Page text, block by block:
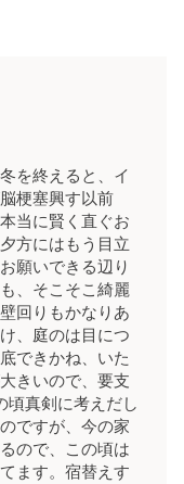
を終えると、イ
梗塞興す以前
当に賢く直ぐお
方にはもう目立
願いできる辺り
、そこそこ綺麗
回りもかなりあ
、庭のは目につ
できかね、いた
きいので、要支
頃真剣に考えだし
ですが、今の家
ので、この頃は
ます。宿替えす